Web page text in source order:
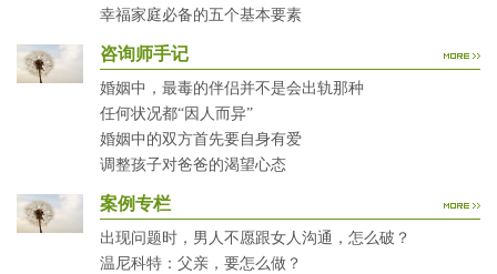
幸福家庭必备的五个基本要素
咨询师手记
婚姻中，最毒的伴侣并不是会出轨那种
任何状况都“因人而异”
婚姻中的双方首先要自身有爱
调整孩子对爸爸的渴望心态
案例专栏
出现问题时，男人不愿跟女人沟通，怎么破？
温尼科特：父亲，要怎么做？